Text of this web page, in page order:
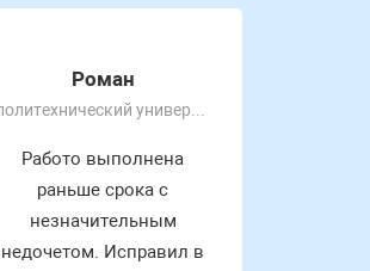
Роман
Работо выполнена
раньше срока с
незначительным
недочетом. Исправил в